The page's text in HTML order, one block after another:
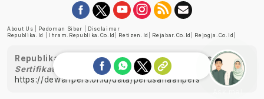
About Us Pedoman Siber
Disclaimer
Republika.id
Ihram.republika.co.id Retizen.id Rejabar.co.id Rejogja.co.id
Republika telah diverifikasi oleh Dewan Pers
Sertifikat Nomor 1058/DP-Verifikasi/K/XII/2022
https://dewanpers.or.id/data/perusahaanpers